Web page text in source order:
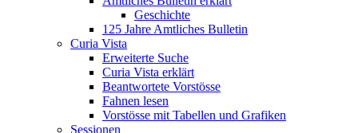
Geschichte
125 Jahre Amtliches Bulletin
Curia Vista
Erweiterte Suche
Curia Vista erklärt
Beantwortete Vorstösse
Fahnen lesen
Vorstösse mit Tabellen und Grafiken
Sessionen